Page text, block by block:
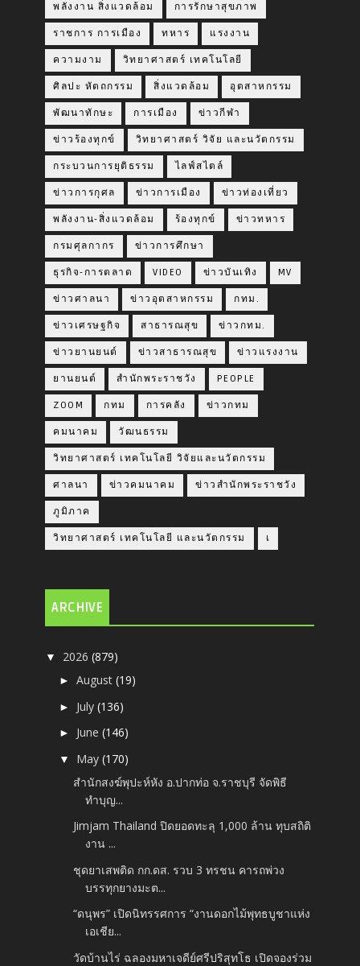
พลังงาน สิ่งแวดล้อม การรักษาสุขภาพ
ราชการ การเมือง ทหาร แรงงาน
ความงาม วิทยาศาสตร์ เทคโนโลยี
ศิลปะ หัตถกรรม สิ่งแวดล้อม อุตสาหกรรม
พัฒนาทักษะ การเมือง ข่าวกีฬา
ข่าวร้องทุกข์ วิทยาศาสตร์ วิจัย และนวัตกรรม
กระบวนการยุติธรรม ไลฟ์สไตล์
ข่าวการกุศล ข่าวการเมือง ข่าวท่องเที่ยว
พลังงาน-สิ่งแวดล้อม ร้องทุกข์ ข่าวทหาร
กรมศุลกากร ข่าวการศึกษา
ธุรกิจ-การตลาด VIDEO ข่าวบันเทิง MV
ข่าวศาลนา ข่าวอุตสาหกรรม กทม.
ข่าวเศรษฐกิจ สาธารณสุข ข่าวกทม.
ข่าวยานยนต์ ข่าวสาธารณสุข ข่าวแรงงาน
ยานยนต์ สำนักพระราชวัง PEOPLE
ZOOM กทม การคลัง ข่าวกทม
คมนาคม วัฒนธรรม
วิทยาศาสตร์ เทคโนโลยี วิจัยและนวัตกรรม
ศาลนา ข่าวคมนาคม ข่าวสำนักพระราชวัง
ภูมิภาค
วิทยาศาสตร์ เทคโนโลยี และนวัตกรรม เ
ARCHIVE
▼ 2026(879)
►August(19)
► July(136)
► June(146)
▼ May(170)
สำนักสงฆ์พุปะห์หัง อ.ปากท่อ จ.ราชบุรี จัดพิธี
ทำบุญ...
Jimjam Thailand ปิดยอดทะลุ 1,000 ล้าน ทุบสถิติ
งาน ...
ชุดยาเสพติด กก.ดส. รวบ 3 ทรชน คารถพ่วง
บรรทุกยางมะต...
“ดนุพร” เปิดนิทรรศการ “งานดอกไม้พุทธบูชาแห่ง
เอเชีย...
วัดบ้านไร่ ฉลองมหาเจดีย์ศรีปริสุทโธ เปิดจองร่วม